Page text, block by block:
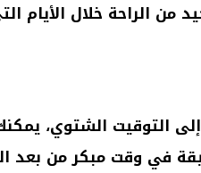
الراحة خلال الأيام
التوقيت الشتوي،
بين 15 إلى 20 دقيقة في وقت